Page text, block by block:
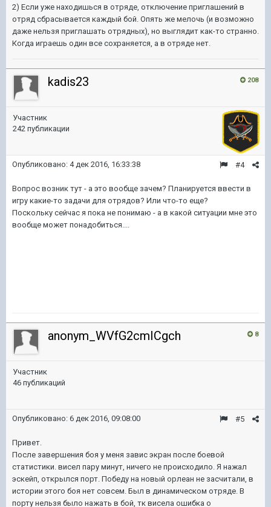
2) Если уже находишься в отряде, отключение приглашений в
отряд сбрасывается каждый бой. Опять же мелочь (и возможно
даже нельзя приглашать отрядных), но выглядит как-то странно.
Когда играешь один все сохраняется, а в отряде нет.
208
kadis23
Участник
242 публикации
#4
Опубликовано: 4 дек 2016, 16:33:38
Вопрос возник тут - а это вообще зачем? Планируется ввести в
игру какие-то задачи для отрядов? Или что-то еще?
Поскольку сейчас я пока не понимаю - а в какой ситуации мне это
вообще может понадобиться....
8
anonym_WVfG2cmICgch
Участник
46 публикаций
#5
Опубликовано: 6 дек 2016, 09:08:00
Привет.
После завершения боя у меня завис экран после боевой
статистики. висел пару минут, ничего не происходило. Я нажал
эскейп, открылся порт. Победу на новый орлеан не засчитали, в
истории этого боя нет совсем. Был в динамическом отряде. В
порту нельзя было нажать в бой, тк висела ошибка о